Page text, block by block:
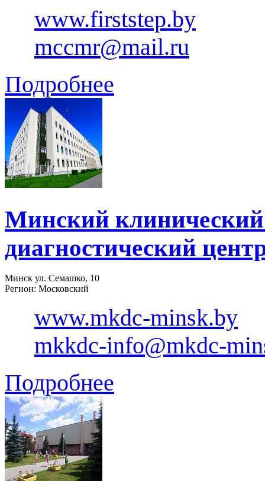
www.firststep.by
mccmr@mail.ru
Подробнее
Минский клинический
диагностический
Минск ул. Семашко, 10
Регион: Московский
www.mkdc-minsk.by
mkkdc-info@mkdc-
Подробнее